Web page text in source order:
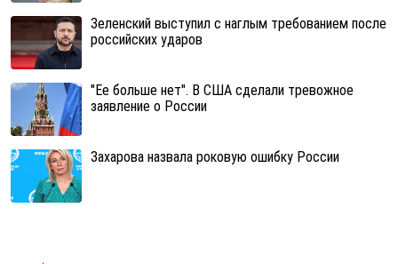
Зеленский выступил с наглым требованием после
российских ударов
"Ее больше нет". В США сделали тревожное
заявление о России
Захарова назвала роковую ошибку России